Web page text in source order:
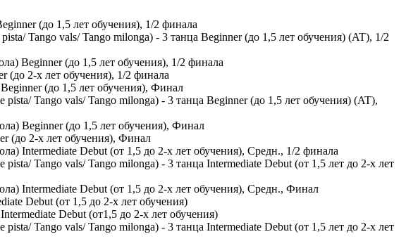
(до 1,5 лет обучения), 1/2 финала
Tango vals/ Tango milonga) - 3 танца Beginner (до 1,5 лет обучения) (AT), 1/2
Beginner (до 1,5 лет обучения), 1/2 финала
2-х лет обучения), 1/2 финала
(до 1,5 лет обучения), Финал
Tango vals/ Tango milonga) - 3 танца Beginner (до 1,5 лет обучения) (AT),
Beginner (до 1,5 лет обучения), Финал
(до 2-х лет обучения), Финал
Intermediate Debut (от 1,5 до 2-х лет обучения), Средн., 1/2 финала
Tango vals/ Tango milonga) - 3 танца Intermediate Debut (от 1,5 лет до 2-х лет
Intermediate Debut (от 1,5 до 2-х лет обучения), Средн., Финал
Debut (от 1,5 до 2-х лет обучения)
Debut (от1,5 до 2-х лет обучения)
Tango vals/ Tango milonga) - 3 танца Intermediate Debut (от 1,5 лет до 2-х лет